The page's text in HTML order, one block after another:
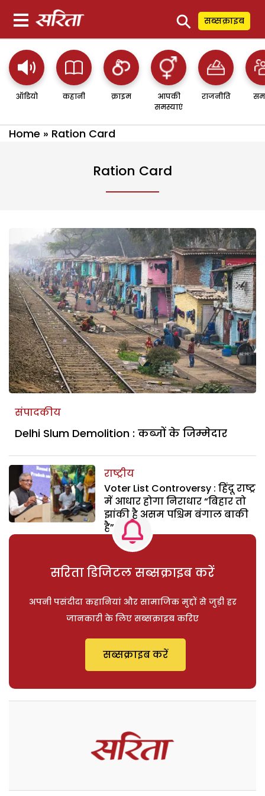
⚲ सब्सक्राइब
ऑडियो कहानी क्राइम
आपकी
समस्याएं
राजनीति
Home » Ration Card
Ration Card
संपादकीय
Delhi Slum Demolition : कब्जों के जिम्मेदार
राष्ट्रीय
Voter List Controversy : हिंदू राष्ट्र
में आधार होगा निराधार “बिहार तो
झांकी है असम पश्चिम बंगाल बाकी
है”
सरिता डिजिटल सब्सक्राइब करें
अपनी पसंदीदा कहानियां और सामाजिक मुद्दों से जुड़ी हर
जानकारी के लिए सब्सक्राइब करिए
सब्सक्राइब करें